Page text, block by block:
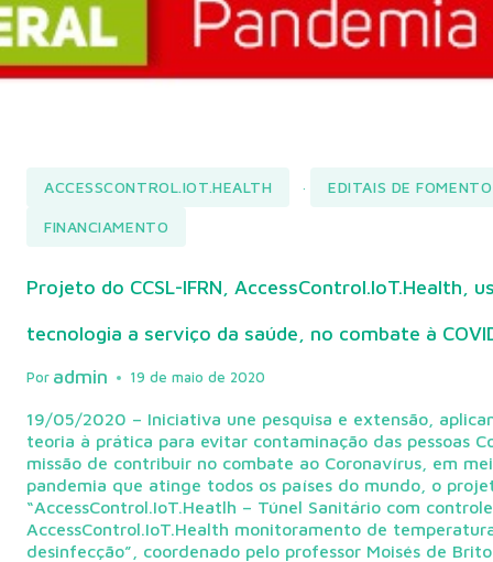
ACCESSCONTROL.IOT.HEALTH · EDITAIS DE FOMENTO
FINANCIAMENTO
Projeto do CCSL-IFRN, AccessControl.IoT.Health,
tecnologia a serviço da saúde, no combate à
Por admin 19 de maio de 2020
19/05/2020 – Iniciativa une pesquisa e extensão,
teoria à prática para evitar contaminação das pessoas
missão de contribuir no combate ao Coronavírus, em
pandemia que atinge todos os países do mundo, o
“AccessControl.IoT.Heatlh – Túnel Sanitário com
AccessControl.IoT.Health monitoramento de
desinfecção”, coordenado pelo professor Moisés de Brito